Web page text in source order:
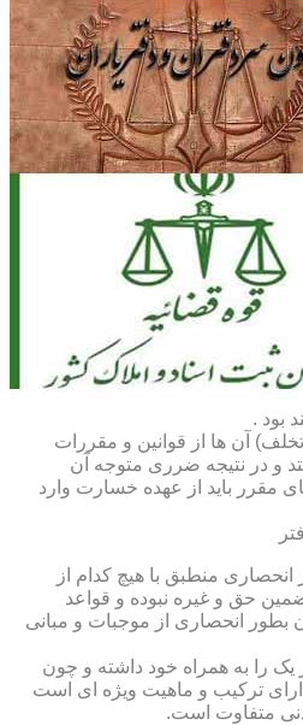
بود .
آن ها از قوانین و مقررات
و در نتیجه ضرری متوجه آن
مقرر باید از عهده خسارت وارد
منطبق با هیچ کدام از
حق و غیره نبوده و قواعد
بطور انحصاری از موجبات و مبانی
را به همراه خود داشته و چون
ترکیب و ماهیت ویژه ای است
متفاوت است.